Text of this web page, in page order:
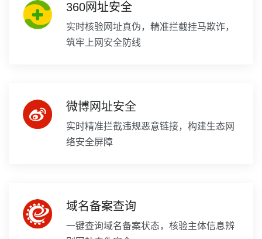
360网址安全
实时核验网址真伪，精准拦截挂马欺诈，
筑牢上网安全防线
微博网址安全
实时精准拦截违规恶意链接，构建生态网
络安全屏障
域名备案查询
一键查询域名备案状态，核验主体信息辨